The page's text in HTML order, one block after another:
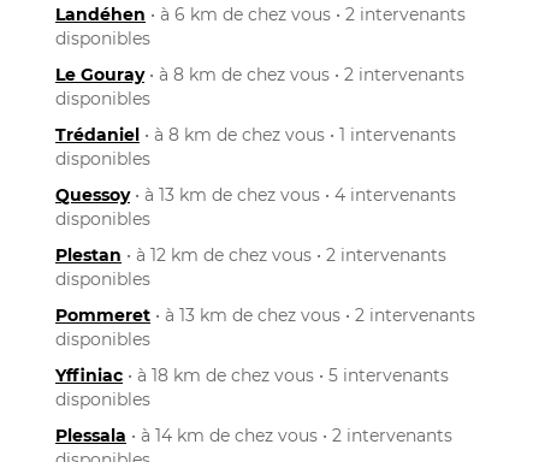
Landéhen • à 6 km de chez vous • 2 intervenants
disponibles
Le Gouray• à 8 km de chez vous • 2 intervenants
disponibles
Trédaniel • à 8 km de chez vous • 1 intervenants
disponibles
Quessoy• à 13 km de chez vous • 4 intervenants
disponibles
Plestan • à 12 km de chez vous • 2 intervenants
disponibles
Pommeret • à 13 km de chez vous • 2 intervenants
disponibles
Yffiniac • à 18 km de chez vous • 5 intervenants
disponibles
Plessala • à 14 km de chez vous • 2 intervenants